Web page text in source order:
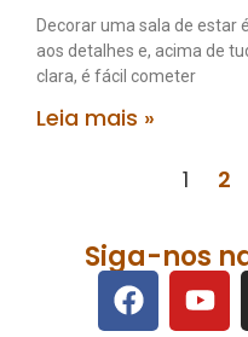
Decorar uma sala de estar
aos detalhes e, acima de
clara, é fácil cometer
Leia mais »
1 2
Siga-nos